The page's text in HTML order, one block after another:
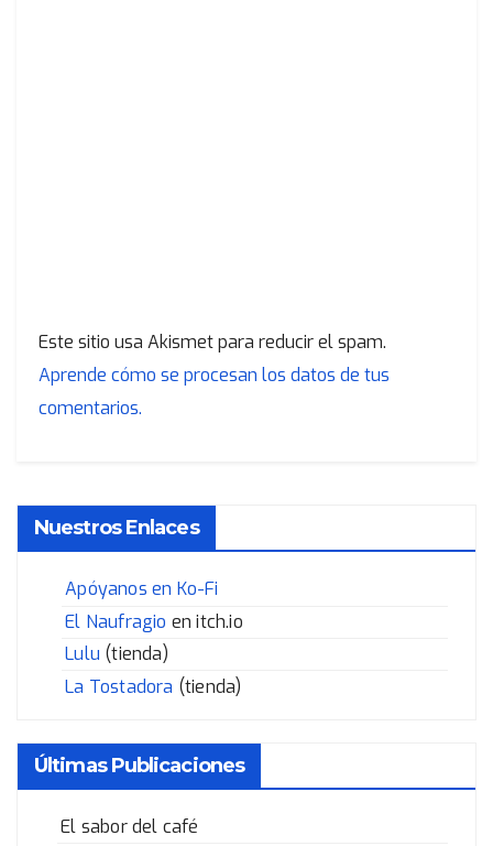
Este sitio usa Akismet para reducir el spam.
Aprende cómo se procesan los datos de tus
comentarios.
Nuestros Enlaces
Apóyanos en Ko-Fi
El Naufragio en itch.io
Lulu (tienda)
La Tostadora (tienda)
Últimas Publicaciones
El sabor del café